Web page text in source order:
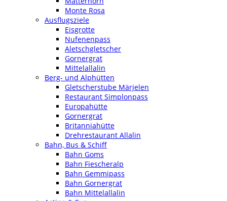
Monte Rosa
Ausflugsziele
Eisgrotte
Nufenenpass
Aletschgletscher
Gornergrat
Mittelallalin
Berg- und Alphütten
Gletscherstube Märjelen
Restaurant Simplonpass
Europahütte
Gornergrat
Britanniahütte
Drehrestaurant Allalin
Bahn, Bus & Schiff
Bahn Goms
Bahn Fiescheralp
Bahn Gemmipass
Bahn Gornergrat
Bahn Mittelallalin